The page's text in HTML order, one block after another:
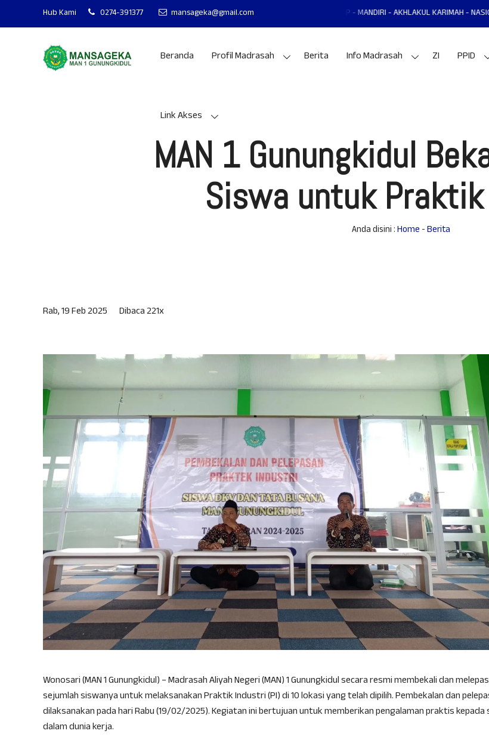
Hub Kami 0274-391377 mansageka@gmail.com
MAN 1 GUNUNGKIDUL MANTAP - MANDIRI - AKHLAKUL KARIMAH - NASIONALIS -
Beranda Profil Madrasah Berita Info Madrasah ZI PPID
Link Akses
MAN 1 Gunungkidul
Siswa untuk
Anda disini :Home -Berita
Rab, 19 Feb 2025 Dibaca 221x
Wonosari (MAN 1 Gunungkidul) – Madrasah Aliyah Negeri (MAN) 1 Gunungkidul secara resmi membekali dan melepas
sejumlah siswanya untuk melaksanakan Praktik Industri (PI) di 10 lokasi yang telah dipilih. Pembekalan dan
dilaksanakan pada hari Rabu (19/02/2025). Kegiatan ini bertujuan untuk memberikan pengalaman praktis kepada
dalam dunia kerja.